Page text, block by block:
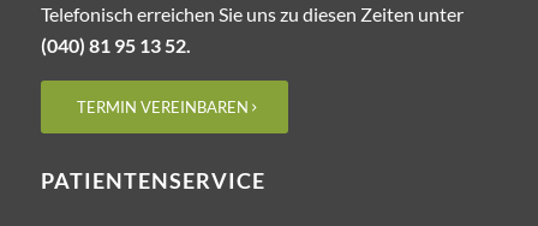
Telefonisch erreichen Sie uns zu diesen Zeiten unter
(040) 81 95 13 52.
TERMIN VEREINBAREN
PATIENTENSERVICE